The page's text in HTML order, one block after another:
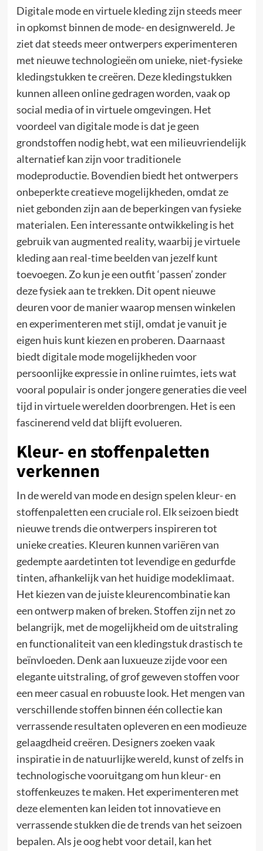
Digitale mode en virtuele kleding zijn steeds meer
in opkomst binnen de mode- en designwereld. Je
ziet dat steeds meer ontwerpers experimenteren
met nieuwe technologieën om unieke, niet-fysieke
kledingstukken te creëren. Deze kledingstukken
kunnen alleen online gedragen worden, vaak op
social media of in virtuele omgevingen. Het
voordeel van digitale mode is dat je geen
grondstoffen nodig hebt, wat een milieuvriendelijk
alternatief kan zijn voor traditionele
modeproductie. Bovendien biedt het ontwerpers
onbeperkte creatieve mogelijkheden, omdat ze
niet gebonden zijn aan de beperkingen van fysieke
materialen. Een interessante ontwikkeling is het
gebruik van augmented reality, waarbij je virtuele
kleding aan real-time beelden van jezelf kunt
toevoegen. Zo kun je een outfit ‘passen’ zonder
deze fysiek aan te trekken. Dit opent nieuwe
deuren voor de manier waarop mensen winkelen
en experimenteren met stijl, omdat je vanuit je
eigen huis kunt kiezen en proberen. Daarnaast
biedt digitale mode mogelijkheden voor
persoonlijke expressie in online ruimtes, iets wat
vooral populair is onder jongere generaties die veel
tijd in virtuele werelden doorbrengen. Het is een
fascinerend veld dat blijft evolueren.
Kleur- en stoffenpaletten
verkennen
In de wereld van mode en design spelen kleur- en
stoffenpaletten een cruciale rol. Elk seizoen biedt
nieuwe trends die ontwerpers inspireren tot
unieke creaties. Kleuren kunnen variëren van
gedempte aardetinten tot levendige en gedurfde
tinten, afhankelijk van het huidige modeklimaat.
Het kiezen van de juiste kleurencombinatie kan
een ontwerp maken of breken. Stoffen zijn net zo
belangrijk, met de mogelijkheid om de uitstraling
en functionaliteit van een kledingstuk drastisch te
beïnvloeden. Denk aan luxueuze zijde voor een
elegante uitstraling, of grof geweven stoffen voor
een meer casual en robuuste look. Het mengen van
verschillende stoffen binnen één collectie kan
verrassende resultaten opleveren en een modieuze
gelaagdheid creëren. Designers zoeken vaak
inspiratie in de natuurlijke wereld, kunst of zelfs in
technologische vooruitgang om hun kleur- en
stoffenkeuzes te maken. Het experimenteren met
deze elementen kan leiden tot innovatieve en
verrassende stukken die de trends van het seizoen
bepalen. Als je oog hebt voor detail, kan het